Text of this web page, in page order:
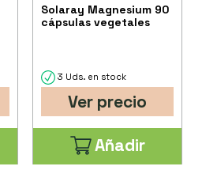
Solaray Magnesium 90
cápsulas vegetales
3 Uds. en stock
Ver precio
Añadir